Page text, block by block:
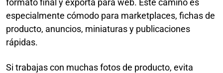
formato final y exporta para web. Este camino es
especialmente cómodo para marketplaces, fichas de
producto, anuncios, miniaturas y publicaciones
rápidas.
Si trabajas con muchas fotos de producto, evita